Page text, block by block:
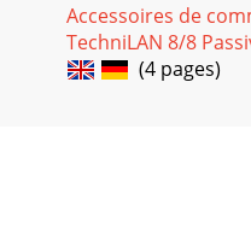
Accessoires de
TechniLAN 8/8
(4 pages)